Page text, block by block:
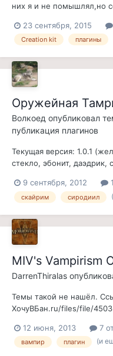
них я и не помышлял,но
- нету НИЧЕГО!Мод
задание в стиле
23 сентября, 2015
Creation kit плагины
Оружейная
Волкоед опубликовал
публикация плагинов
Текущая версия: 1.0.1
стекло, эбонит, даэдрик,
мод - все оружие из
Морровинд с прописью в
9 сентября, 2012
скайрим сиродиил
MIV's Vampirism
DarrenThiralas
Темы такой не нашёл.
ХочуВБан.ru/files/file/
там озвучка русская есть?
12 июня, 2013 7
вампир плагин (и